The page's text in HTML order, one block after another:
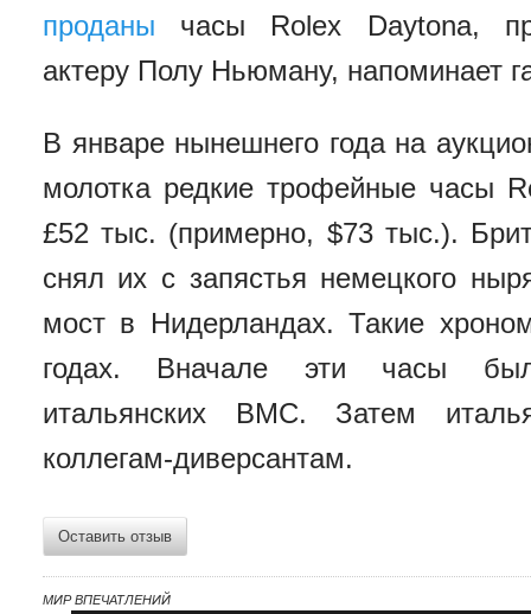
проданы часы Rolex Daytona,
актеру Полу Ньюману, напоминает
В январе нынешнего года на
молотка редкие трофейные часы
£52 тыс. (примерно, $73 тыс.).
снял их с запястья немецкого
мост в Нидерландах. Такие
годах. Вначале эти часы
итальянских ВМС. Затем
коллегам-диверсантам.
Оставить отзыв
МИР ВПЕЧАТЛЕНИЙ